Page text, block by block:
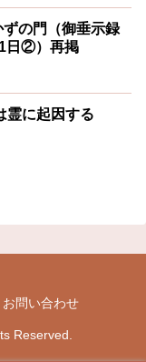
ずの門（御垂示録
日②）再掲
霊に起因する
お問い合わせ
Reserved.